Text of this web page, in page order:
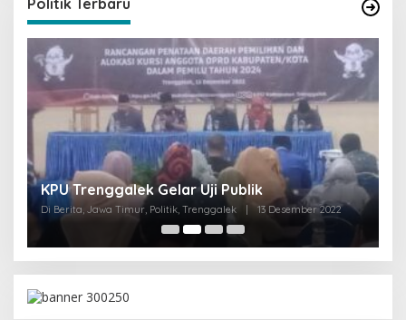
Politik Terbaru
KPU Trenggalek Gelar Uji Publik
Di Berita, Jawa Timur, Politik, Trenggalek | 13 Desember 2022